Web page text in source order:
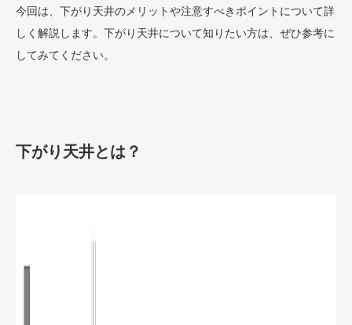
今回は、下がり天井のメリットや注意すべきポイントについて詳
しく解説します。下がり天井について知りたい方は、ぜひ参考に
してみてください。
下がり天井とは？